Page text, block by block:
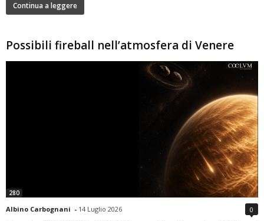
Continua a leggere
Possibili fireball nell’atmosfera di Venere
280
Albino Carbognani - 14 Luglio 2026 0